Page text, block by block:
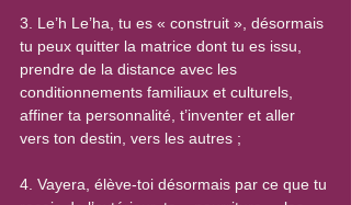
3. Le’h Le’ha, tu es « construit », désormais
tu peux quitter la matrice dont tu es issu,
prendre de la distance avec les
conditionnements familiaux et culturels,
affiner ta personnalité, t’inventer et aller
vers ton destin, vers les autres ;
4. Vayera, élève-toi désormais par ce que tu